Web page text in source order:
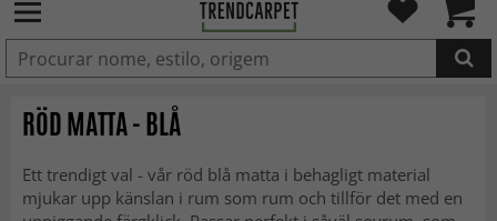
RÖD MATTA - BLÅ
Ett trendigt val - vår röd blå matta i behagligt material
mjukar upp känslan i rum som rum och tillför det med en